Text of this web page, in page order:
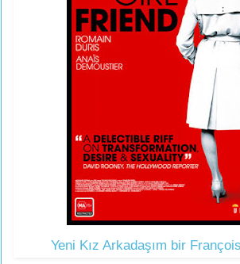
Yeni Kız Arkadaşım bir